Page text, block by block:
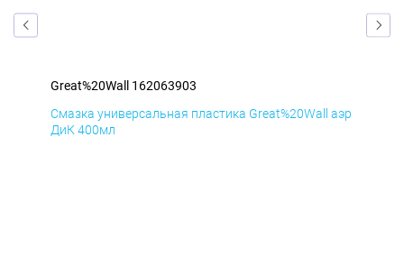
Great%20Wall 162063903
Смазка универсальная пластика Great%20Wall аэр
ДиК 400мл